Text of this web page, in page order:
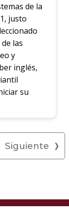
de la
justo
las
y
inglés,
su
Siguiente